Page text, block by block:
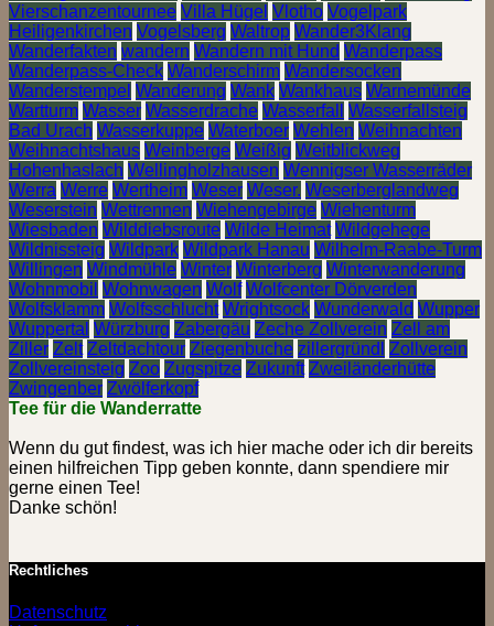
Vierschanzentournee Villa Hügel Vlotho Vogelpark
Heiligenkirchen Vogelsberg Waltrop Wander3Klang
Wanderfakten wandern Wandern mit Hund Wanderpass
Wanderpass-Check Wanderschirm Wandersocken
Wanderstempel Wanderung Wank Wankhaus Warnemünde
Wartturm Wasser Wasserdrache Wasserfall
Wasserfallsteig
Bad Urach Wasserkuppe Waterboer Wehlen Weihnachten
Weihnachtshaus Weinberge Weißig Weitblickweg
Hohenhaslach Wellingholzhausen Wennigser Wasserräder
Werra Werre Wertheim Weser Weser. Weserberglandweg
Weserstein Wettrennen Wiehengebirge Wiehenturm
Wiesbaden Wilddiebsroute Wilde Heimat Wildgehege
Wildnissteig Wildpark Wildpark Hanau Wilhelm-Raabe-Turm
Willingen Windmühle Winter Winterberg Winterwanderung
Wohnmobil Wohnwagen Wolf Wolfcenter Dörverden
Wolfsklamm Wolfsschlucht Wrightsock Wunderwald Wupper
Wuppertal Würzburg Zabergäu Zeche Zollverein Zell am
Ziller Zelt Zeltdachtour Ziegenbuche zillergründl Zollverein
Zollvereinsteig Zoo Zugspitze Zukunft Zweiländerhütte
Zwingenber Zwölferkopf
Tee für die Wanderratte
Wenn du gut findest, was ich hier mache oder ich dir bereits
einen hilfreichen Tipp geben konnte, dann spendiere mir
gerne einen Tee!
Danke schön!
Rechtliches
Datenschutz